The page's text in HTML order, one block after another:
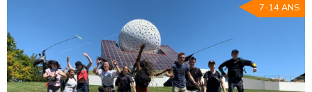
7-14 ANS